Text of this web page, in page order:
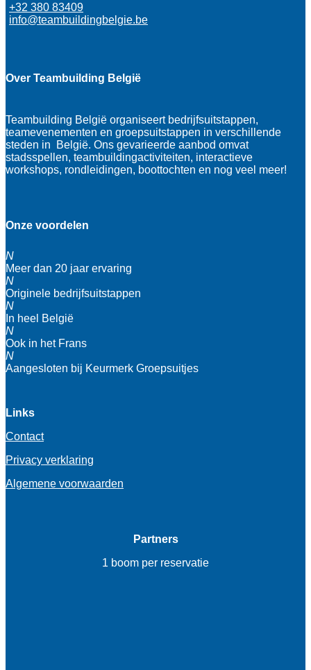
+32 380 83409
info@teambuildingbelgie.be
Over Teambuilding België
Teambuilding België organiseert bedrijfsuitstappen,
teamevenementen en groepsuitstappen in verschillende
steden in België. Ons gevarieerde aanbod omvat
stadsspellen, teambuildingactiviteiten, interactieve
workshops, rondleidingen, boottochten en nog veel meer!
Onze voordelen
N
Meer dan 20 jaar ervaring
N
Originele bedrijfsuitstappen
N
In heel België
N
Ook in het Frans
N
Aangesloten bij Keurmerk Groepsuitjes
Links
Contact
Privacy verklaring
Algemene voorwaarden
Partners
1 boom per reservatie